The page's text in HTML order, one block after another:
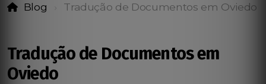
Blog Tradução de Documentos em Oviedo
Tradução de Documentos em
Oviedo